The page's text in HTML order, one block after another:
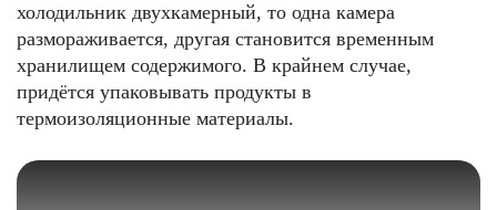
холодильник двухкамерный, то одна камера
размораживается, другая становится временным
хранилищем содержимого. В крайнем случае,
придётся упаковывать продукты в
термоизоляционные материалы.